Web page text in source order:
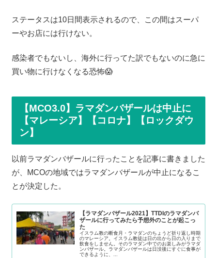
ステータスは10日間表示されるので、この間はスーパ
ーやお店には行けない。
感染者でもないし、海外に行ってた訳でもないのに急に
買い物に行けなくなる恐怖😱
【MCO3.0】ラマダンバザールは中止に
【マレーシア】【コロナ】【ロックダウ
ン】
以前ラマダンバザールに行ったことを記事に書きました
が、MCOの地域ではラマダンバザールが中止になるこ
とが決定した。
【ラマダンバザール2021】TTDIのラマダンバ
ザールに行ってみたら予想外のことが起こっ
た
イスラム教の断食月・ラマダンのちょうど折り返し時期
のマレーシア。イスラム教徒は日の出から日の入りまで
飲食をしません。そのラマダン中でのお楽しみがラマダ
ンバザール。ラマダンバザールは日没後にすぐに食事が
できるように、...